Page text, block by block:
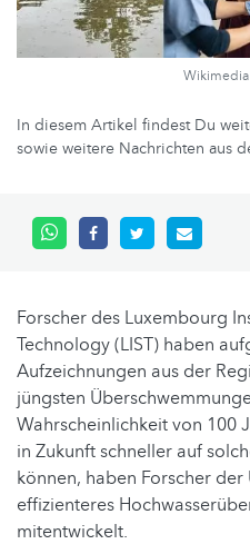
In diesem Artikel findest Du
sowie weitere Nachrichten aus
Forscher des Luxembourg
Technology (LIST) haben
Aufzeichnungen aus der
jüngsten
Wahrscheinlichkeit von 100
in Zukunft schneller auf
können, haben Forscher
effizienteres
mitentwickelt.